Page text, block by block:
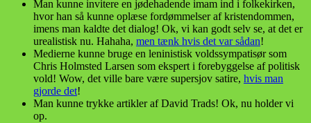
Man kunne invitere en jødehadende imam ind i folkekirken,
hvor han så kunne oplæse fordømmelser af kristendommen,
imens man kaldte det dialog! Ok, vi kan godt selv se, at det er
urealistisk nu. Hahaha, men tænk hvis det var sådan!
Medierne kunne bruge en leninistisk voldssympatisør som
Chris Holmsted Larsen som ekspert i forebyggelse af politisk
vold! Wow, det ville bare være supersjov satire, hvis man
gjorde det!
Man kunne trykke artikler af David Trads! Ok, nu holder vi
op.